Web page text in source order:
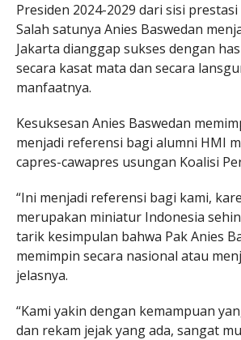
Presiden 2024-2029 dari sisi
Salah satunya Anies Baswedan
Jakarta dianggap sukses dengan
secara kasat mata dan secara
manfaatnya.
Kesuksesan Anies Baswedan
menjadi referensi bagi alumni HMI
capres-cawapres usungan Koalisi
“Ini menjadi referensi bagi kami,
merupakan miniatur Indonesia
tarik kesimpulan bahwa Pak Anies
memimpin secara nasional atau
jelasnya.
“Kami yakin dengan kemampuan
dan rekam jejak yang ada, sangat